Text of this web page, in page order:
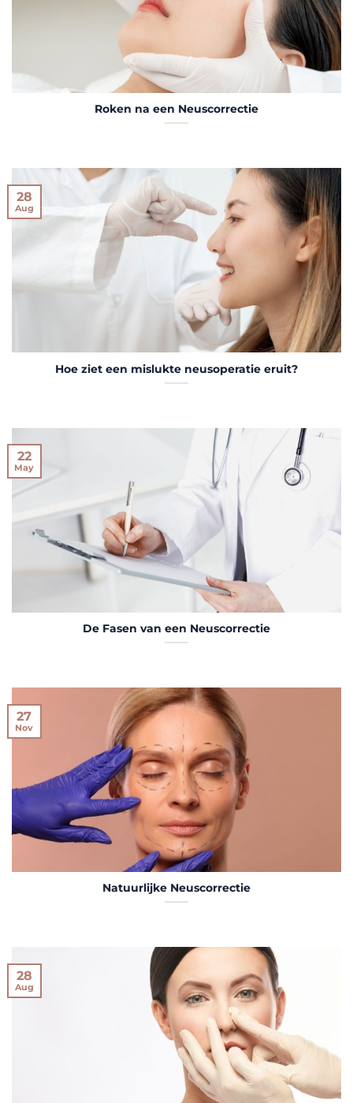
Roken na een Neuscorrectie
Hoe ziet een mislukte neusoperatie eruit?
28
Aug
De Fasen van een Neuscorrectie
22
May
Natuurlijke Neuscorrectie
27
Nov
28
Aug